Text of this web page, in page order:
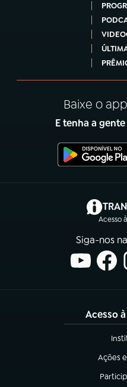
Baixe o
E tenha a
Acesso
Siga-nos
Acesso
Ações
(abre
(abre